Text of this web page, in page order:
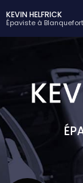
au
contenu
principal
KEVIN HELFRICK
Épaviste à Blanquefort